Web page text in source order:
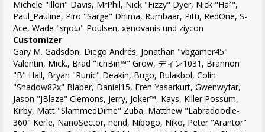
Michele "Illori" Davis, MrPhil, Nick "Fizzy" Dyer, Nick "Ha²",
Paul_Pauline, Piro "Sarge" Dhima, Rumbaar, Pitti, RedOne, S-
Ace, Wade "sησω" Poulsen, xenovanis und ziycon
Customizer
Gary M. Gadsdon, Diego Andrés, Jonathan "vbgamer45"
Valentin, Mick., Brad "IchBin™" Grow, ディン1031, Brannon
"B" Hall, Bryan "Runic" Deakin, Bugo, Bulakbol, Colin
"Shadow82x" Blaber, Daniel15, Eren Yasarkurt, Gwenwyfar,
Jason "JBlaze" Clemons, Jerry, Joker™, Kays, Killer Possum,
Kirby, Matt "SlammedDime" Zuba, Matthew "Labradoodle-
360" Kerle, NanoSector, nend, Nibogo, Niko, Peter "Arantor"